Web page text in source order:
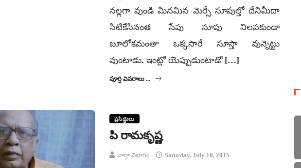
నల్లగా వుండి మినమిన మెర్సే సూపుల్తో దేనిమీదా
సిటికేసినంత సేపు సూపు నిలపకుండా
బూలోకమంతా ఒక్కసారే సూస్తా వున్నెట్టు
వుంటాడు. ఇంట్లో యెప్పుడుంటాడో […]
పూర్తి వివరాలు ...
ప్రసిద్ధులు
పి రామకృష్ణ
వార్తా విభాగం Saturday, July 18, 2015